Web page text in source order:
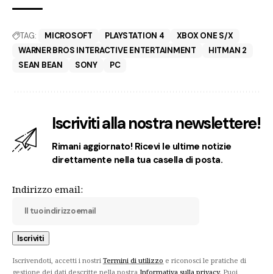
TAG: MICROSOFT PLAYSTATION 4
XBOX ONE S/X
WARNER BROS INTERACTIVE ENTERTAINMENT
HITMAN 2
SEAN BEAN
SONY PC
Iscriviti alla nostra newslettere!
Rimani aggiornato! Ricevi le ultime notizie
direttamente nella tua casella di posta.
Indirizzo email:
Iscrivendoti, accetti i nostri Termini di utilizzo e riconosci le pratiche di
gestione dei dati descritte nella nostra Informativa sulla privacy. Puoi